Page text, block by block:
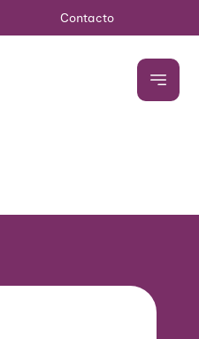
Contacto